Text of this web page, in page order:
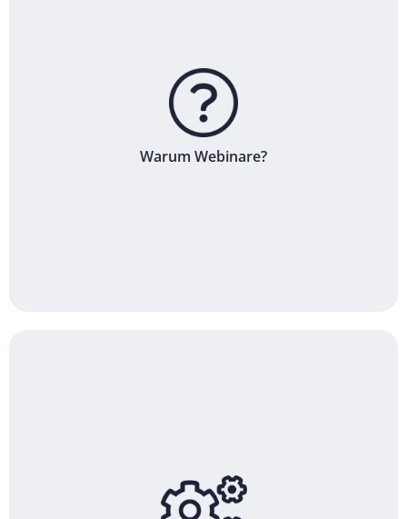
Warum Webinare?